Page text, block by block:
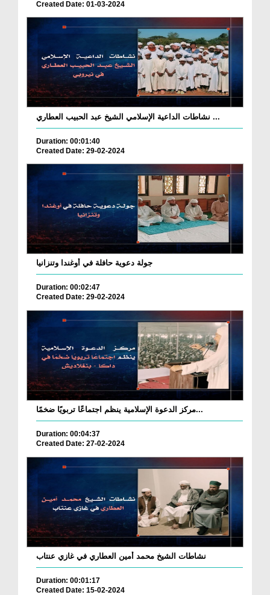
Created Date: 01-03-2024
نشاطات الداعية الإسلامي الشيخ عبد الحبيب العطاري ...
Duration: 00:01:40
Created Date: 29-02-2024
جولة دعوية حافلة في أوغندا وتنزانيا
Duration: 00:02:47
Created Date: 29-02-2024
مركز الدعوة الإسلامية ينظم اجتماعًا تربويًا ضخمًا...
Duration: 00:04:37
Created Date: 27-02-2024
نشاطات الشيخ محمد أمين العطاري في غازي عنتاب
Duration: 00:01:17
Created Date: 15-02-2024